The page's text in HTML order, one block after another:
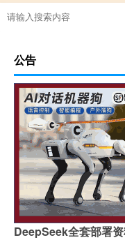
公告
DeepSeek全套部署